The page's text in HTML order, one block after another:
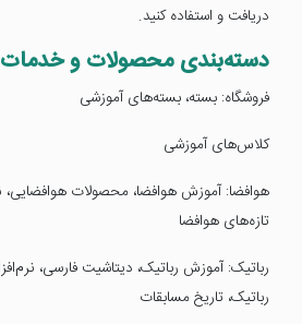
دریافت و استفاده کنید.
دسته‌بندی محصولات و خدمات
فروشگاه: بسته، بسته‌های آموزشی
کلاس‌های آموزشی
هوافضا: آموزش هوافضا، محصولات هوافضایی،
تازه‌های هوافضا
رباتیک: آموزش رباتیک، دیتاشیت فارسی،
رباتیک، تاریخ مسابقات